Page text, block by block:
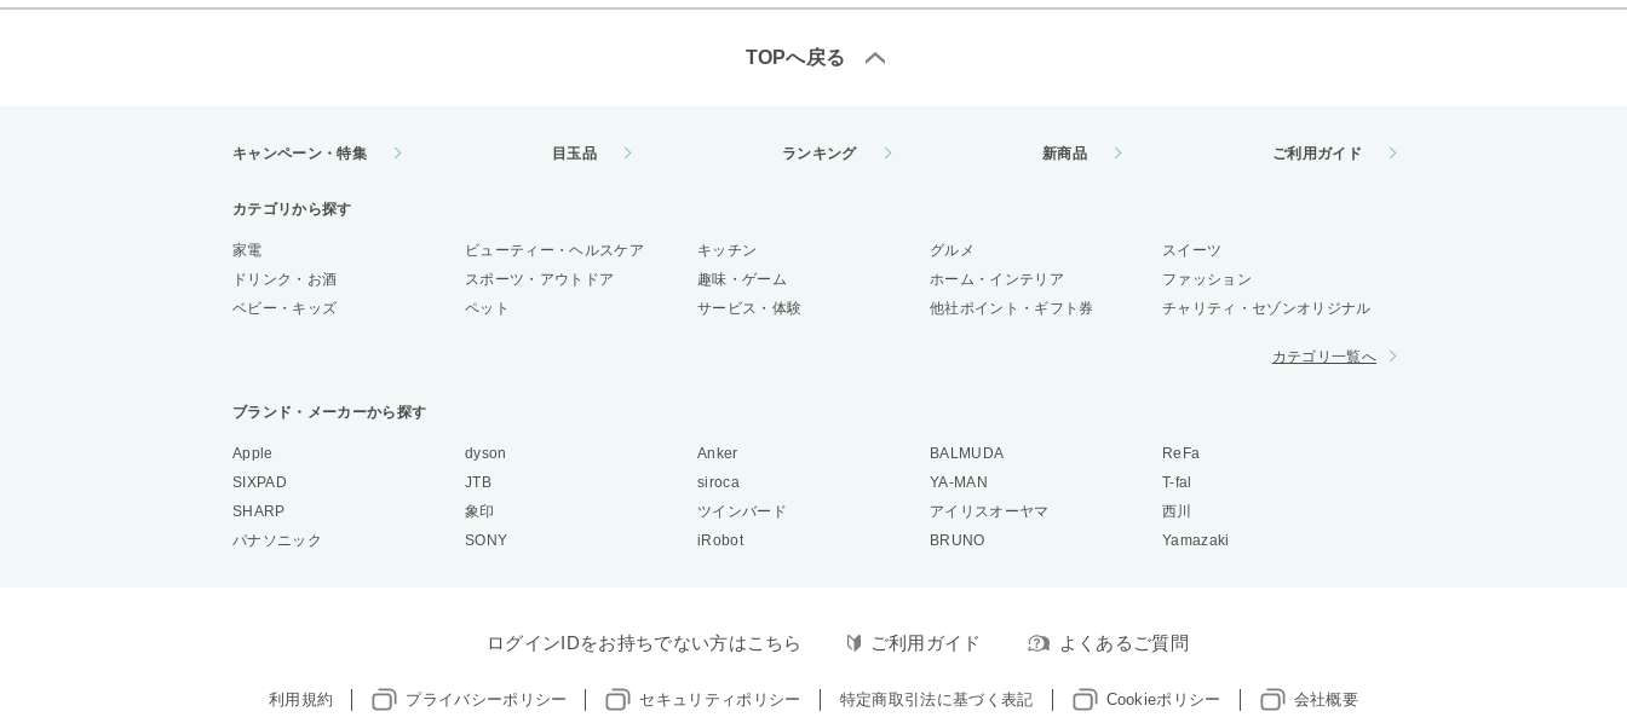
TOPへ戻る
キャンペーン・特集 目玉品 ランキング 新商品 ご利用ガイド
カテゴリから探す
家電 ビューティー・ヘルスケア キッチン グルメ
スイーツ
ドリンク・お酒
スポーツ・アウトドア 趣味・ゲーム ホーム・インテリア
ファッション
ベビー・キッズ
ペット サービス・体験 他社ポイント・ギフト券 チャリティ・セゾンオリジナル
カテゴリ一覧へ
ブランド・メーカーから探す
Apple dyson Anker BALMUDA
ReFa
SIXPAD
JTB siroca YA-MAN
T-fal
SHARP
象印 ツインバード アイリスオーヤマ
西川
パナソニック
SONY iRobot BRUNO Yamazaki
ログインIDをお持ちでない方はこちら ご利用ガイド よくあるご質問
利用規約 プライバシーポリシー セキュリティポリシー 特定商取引法に基づく表記 Cookieポリシー 会社概要